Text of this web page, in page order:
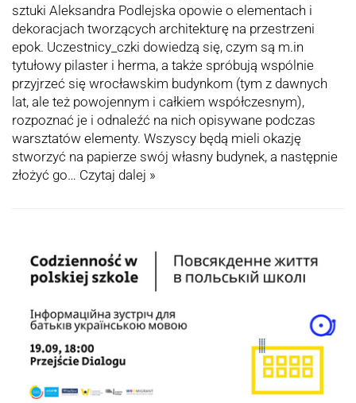
sztuki Aleksandra Podlejska opowie o elementach i
dekoracjach tworzących architekturę na przestrzeni
epok. Uczestnicy_czki dowiedzą się, czym są m.in
tytułowy pilaster i herma, a także spróbują wspólnie
przyjrzeć się wrocławskim budynkom (tym z dawnych
lat, ale też powojennym i całkiem współczesnym),
rozpoznać je i odnaleźć na nich opisywane podczas
warsztatów elementy. Wszyscy będą mieli okazję
stworzyć na papierze swój własny budynek, a następnie
złożyć go… Czytaj dalej »